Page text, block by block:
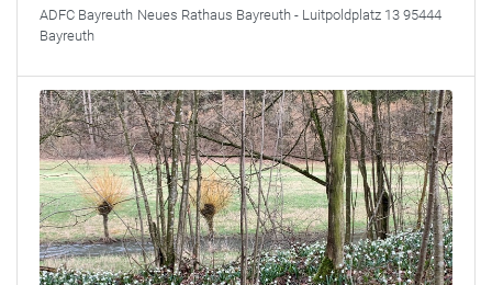
ADFC Bayreuth Neues Rathaus Bayreuth - Luitpoldplatz 13 95444
Bayreuth